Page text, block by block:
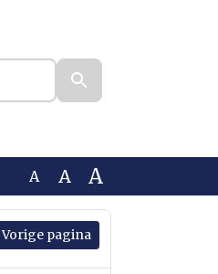
A A A
Vorige pagina